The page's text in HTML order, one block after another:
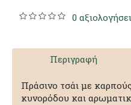
0
Περιγραφή
Πράσινο τσάι με
κυνορόδου και